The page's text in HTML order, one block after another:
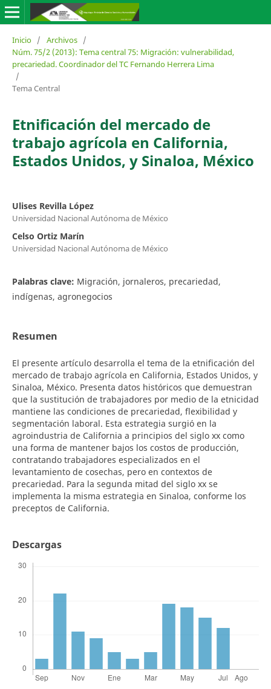
Inicio / Archivos /
Núm. 75/2 (2013): Tema central 75: Migración: vulnerabilidad,
precariedad. Coordinador del TC Fernando Herrera Lima
/
Tema Central
Etnificación del mercado de
trabajo agrícola en California,
Estados Unidos, y Sinaloa, México
Ulises Revilla López
Universidad Nacional Autónoma de México
Celso Ortiz Marín
Universidad Nacional Autónoma de México
Palabras clave: Migración, jornaleros, precariedad,
indígenas, agronegocios
Resumen
El presente artículo desarrolla el tema de la etnificación del
mercado de trabajo agrícola en California, Estados Unidos, y
Sinaloa, México. Presenta datos históricos que demuestran
que la sustitución de trabajadores por medio de la etnicidad
mantiene las condiciones de precariedad, flexibilidad y
segmentación laboral. Esta estrategia surgió en la
agroindustria de California a principios del siglo xx como
una forma de mantener bajos los costos de producción,
contratando trabajadores especializados en el
levantamiento de cosechas, pero en contextos de
precariedad. Para la segunda mitad del siglo xx se
implementa la misma estrategia en Sinaloa, conforme los
preceptos de California.
Descargas